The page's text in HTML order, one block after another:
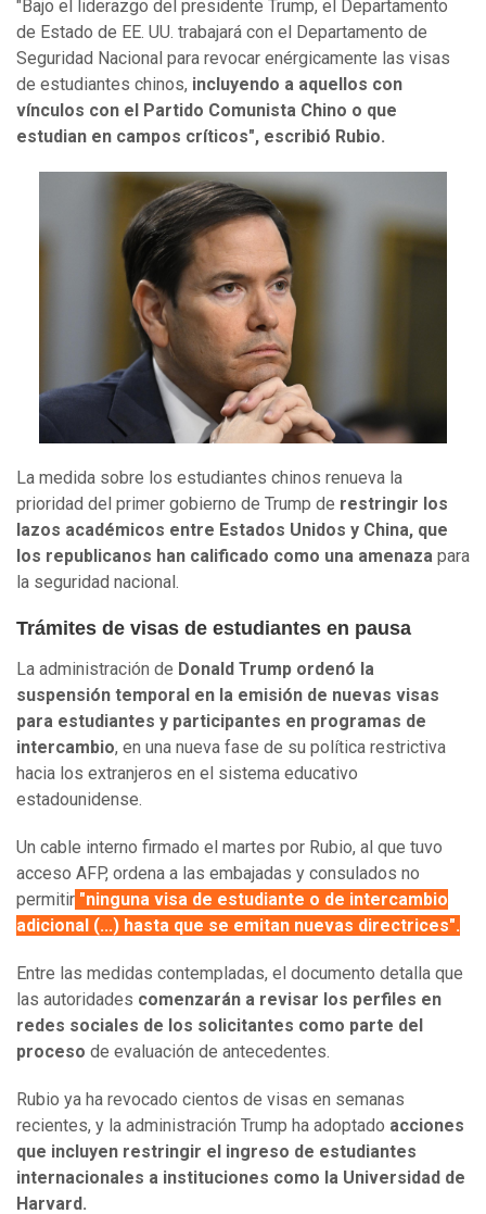
"Bajo el liderazgo del presidente Trump, el Departamento
de Estado de EE. UU. trabajará con el Departamento de
Seguridad Nacional para revocar enérgicamente las visas
de estudiantes chinos, incluyendo a aquellos con
vínculos con el Partido Comunista Chino o que
estudian en campos críticos", escribió Rubio.
La medida sobre los estudiantes chinos renueva la
prioridad del primer gobierno de Trump de restringir los
lazos académicos entre Estados Unidos y China, que
los republicanos han calificado como una amenaza para
la seguridad nacional.
Trámites de visas de estudiantes en pausa
La administración de Donald Trump ordenó la
suspensión temporal en la emisión de nuevas visas
para estudiantes y participantes en programas de
intercambio, en una nueva fase de su política restrictiva
hacia los extranjeros en el sistema educativo
estadounidense.
Un cable interno firmado el martes por Rubio, al que tuvo
acceso AFP, ordena a las embajadas y consulados no
permitir "ninguna visa de estudiante o de intercambio
adicional (...) hasta que se emitan nuevas directrices".
Entre las medidas contempladas, el documento detalla que
las autoridades comenzarán a revisar los perfiles en
redes sociales de los solicitantes como parte del
proceso de evaluación de antecedentes.
Rubio ya ha revocado cientos de visas en semanas
recientes, y la administración Trump ha adoptado acciones
que incluyen restringir el ingreso de estudiantes
internacionales a instituciones como la Universidad de
Harvard.